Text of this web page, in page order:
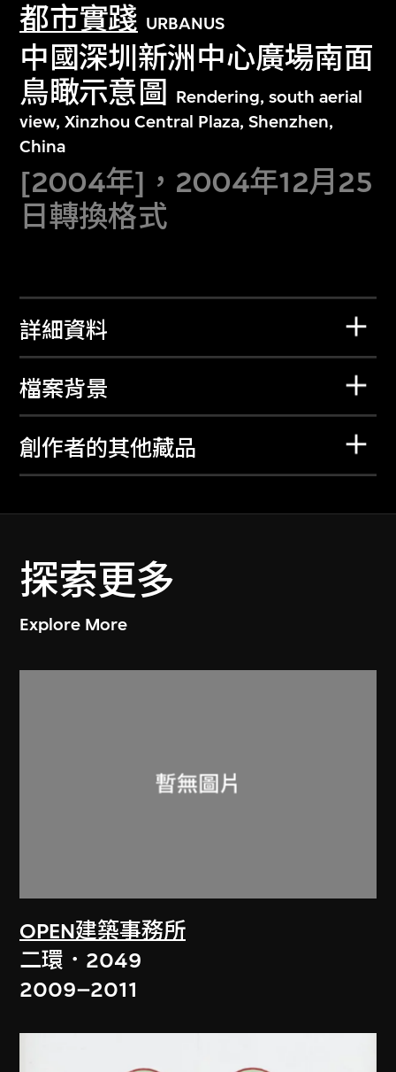
都市實踐 URBANUS
中國深圳新洲中心廣場南面
鳥瞰示意圖
Rendering, south aerial
view, Xinzhou Central Plaza, Shenzhen,
China
[2004年]，2004年12月25
日轉換格式
詳細資料
檔案背景
創作者的其他藏品
探索更多
Explore More
OPEN建築事務所
二環．2049
2009–2011